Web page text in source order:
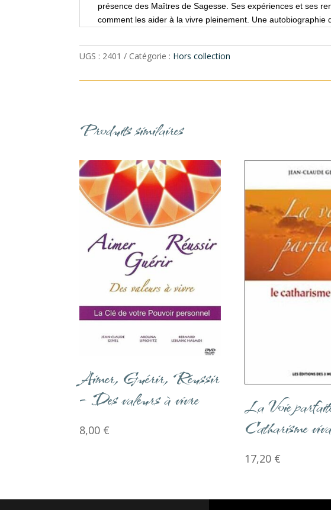
présence des Maîtres de Sagesse. Ses expériences et ses
comment les aider à la vivre pleinement. Une autobiographie
UGS : 2401 Catégorie : Hors collection
Produits similaires
Aimer, Guérir, Réussir
– Des valeurs à vivre
8,00 €
La Voie
Catharisme
17,20 €